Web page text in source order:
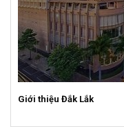
Giới thiệu Đắk Lắk